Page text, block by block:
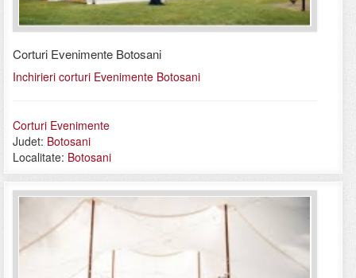
Corturi Evenimente Botosani
Inchirieri corturi Evenimente Botosani
Corturi Evenimente
Judet: Botosani
Localitate: Botosani